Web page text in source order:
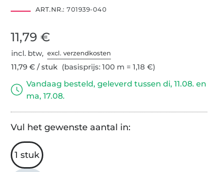
ART.NR.: 701939-040
11,79 €
incl. btw,excl. verzendkosten
11,79 € / stuk (basisprijs: 100 m = 1,18 €)
Vandaag besteld, geleverd tussen di, 11.08. en
ma, 17.08.
Vul het gewenste aantal in:
1 stuk